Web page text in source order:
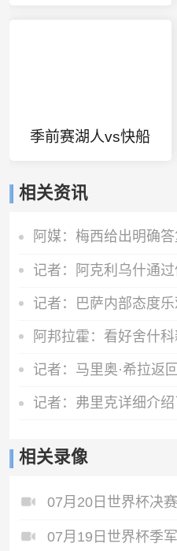
季前赛湖人vs快船
相关资讯
相关录像
07月20日世界杯决
07月19日世界杯季